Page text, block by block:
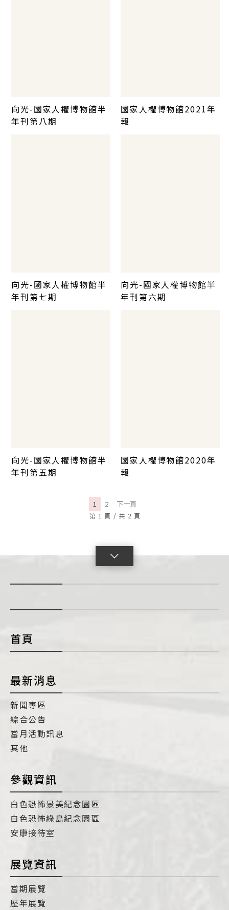
向光-國家人權博物館半
年刊第八期
國家人權博物館2021年
報
向光-國家人權博物館半
年刊第七期
向光-國家人權博物館半
年刊第六期
向光-國家人權博物館半
年刊第五期
國家人權博物館2020年
報
1 2 下一頁
第 1 頁 / 共 2 頁
首頁
最新消息
新聞專區
綜合公告
當月活動訊息
其他
參觀資訊
白色恐怖景美紀念園區
白色恐怖綠島紀念園區
安康接待室
展覽資訊
當期展覽
歷年展覽